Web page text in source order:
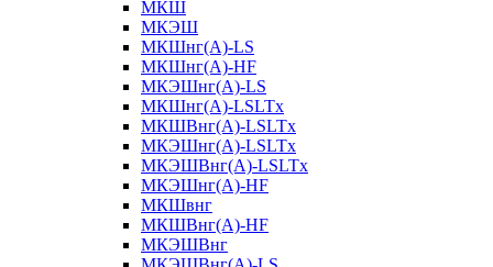
МКШ
МКЭШ
МКШнг(А)-LS
МКШнг(А)-HF
МКЭШнг(А)-LS
МКШнг(А)-LSLTx
МКШВнг(A)-LSLTx
МКЭШнг(А)-LSLTx
МКЭШВнг(A)-LSLTx
МКЭШнг(А)-HF
МКШвнг
МКШВнг(А)-HF
МКЭШВнг